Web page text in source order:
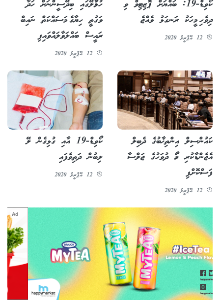
ކޯވިޑް-19: ބައްޔަށް ޕޮޒިޓިވް ވި
ދިވެހި މީހަކު ރަނގަޅު ވެއްޖެ
ހުޅުމާލޭގައި ބިދޭސީންނަށް ހަދާ
ވަގުތީ ހިޔާގެ މަސައްކަތް ނައިބް
ރައީސް ބައްލަވާލައްވައިފި
ކައުންސިލް އިންތިޚާބުގެ ދެބިލް
އެޖެންޑާކުރި ހޯމަ ދުވަހުގެ ޖަލްސާ
ފަސްކޮށްފި
ކޯވިޑް-19 އާއި ގުޅިގެން ލޭ
ލިބުން ދަތިވެފައި
Ad